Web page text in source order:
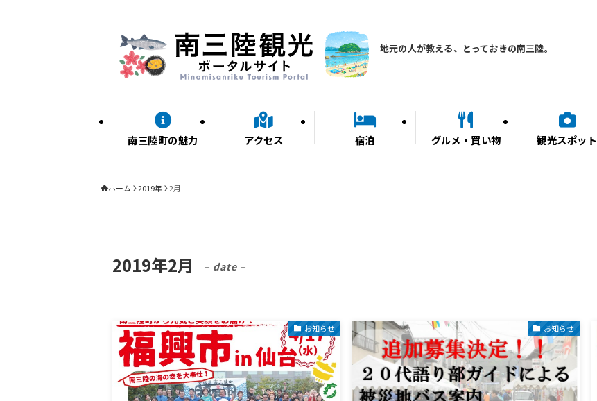
地元の人が教える、とっておきの南三陸。
南三陸町の魅力 アクセス 宿泊 グルメ・買い物 観光スポット
ホーム 2019年 2月
2019年2月 – date –
お知らせ お知らせ